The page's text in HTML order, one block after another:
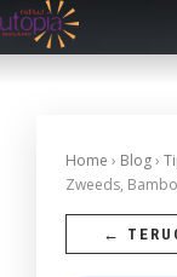
INFO
Openingsuren
BEHANDELINGEN
Home › Blog›
Zweeds,
←